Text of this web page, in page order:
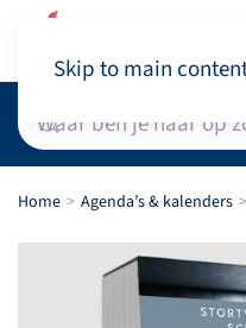
Skip to main
Home Agenda’s & kalenders